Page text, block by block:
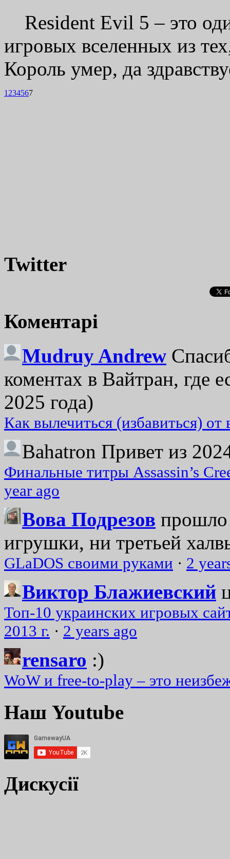
Resident Evil 5 – это
игровых вселенных из
Король умер, да
1 234567
Twitter
Коментарі
Mudruy Andrew
коментах в Вайтран, где
2025 года)
Как вылечиться (избавиться)
Bahatron Привет из
Финальные титры Assassin’s
year ago
Вова Подрезов прошло
игрушки, ни третьей
GLaDOS своими руками · 2
Виктор Блажиевский
Топ-10 украинских игровых
2013 г. · 2 years ago
rensaro :)
WoW и free-to-play – это
Наш Youtube
Дискусії